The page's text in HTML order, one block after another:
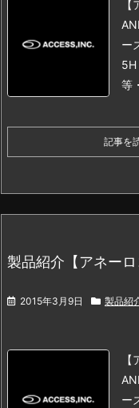
ー
等
記事を
製品紹介【アネー
2015年3月9日 製品紹
ー